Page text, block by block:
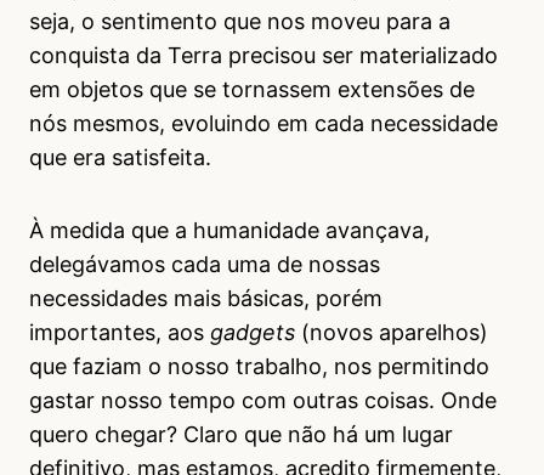
seja, o sentimento que nos moveu para a
conquista da Terra precisou ser materializado
em objetos que se tornassem extensões de
nós mesmos, evoluindo em cada necessidade
que era satisfeita.
À medida que a humanidade avançava,
delegávamos cada uma de nossas
necessidades mais básicas, porém
importantes, aos gadgets (novos aparelhos)
que faziam o nosso trabalho, nos permitindo
gastar nosso tempo com outras coisas. Onde
quero chegar? Claro que não há um lugar
definitivo, mas estamos, acredito firmemente,